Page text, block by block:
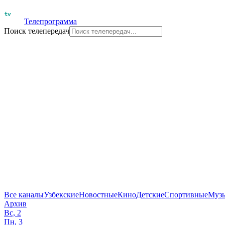
Телепрограмма
Поиск телепередач
Все каналыУзбекскиеНовостныеКиноДетскиеСпортивные
Архив
Вс, 2
Пн, 3